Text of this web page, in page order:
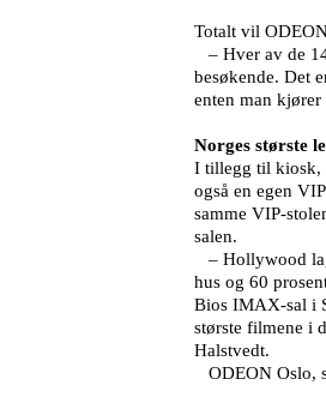
Totalt vil
– Hver av de
besøkende. Det
enten man
Norges største
I tillegg til kiosk,
også en egen
samme VIP-
salen.
– Hollywood
hus og 60
Bios IMAX-sal i
største filmene i
Halstvedt.
ODEON Oslo,